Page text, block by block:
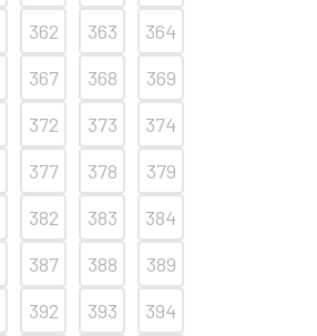
362 363
364
367 368
369
372 373
374
377 378
379
382 383
384
387 388
389
392 393 394